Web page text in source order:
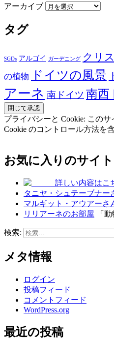
アーカイブ
タグ
SGDs アルゴイ ガーデニング クリ
の植物
ドイツの風景
アーネ 南ドイツ 南西
プライバシーと Cookie: この
Cookie のコントロール方法を
お気に入りのサイト
タニヤ・シュテーブナー
マルギット・アウアーさ
リリアーネのお部屋 「
検索:
メタ情報
ログイン
投稿フィード
コメントフィード
WordPress.org
最近の投稿